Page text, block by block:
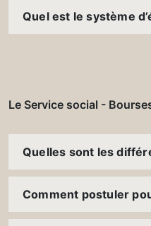
Quel est le système
Le Service social -